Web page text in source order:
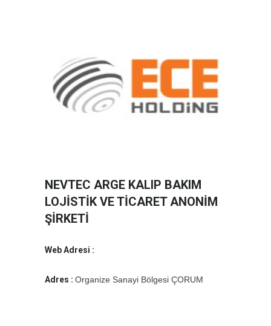
NEVTEC ARGE KALIP BAKIM
LOJİSTİK VE TİCARET ANONİM
ŞİRKETİ
Web Adresi :
Adres : Organize Sanayi Bölgesi ÇORUM